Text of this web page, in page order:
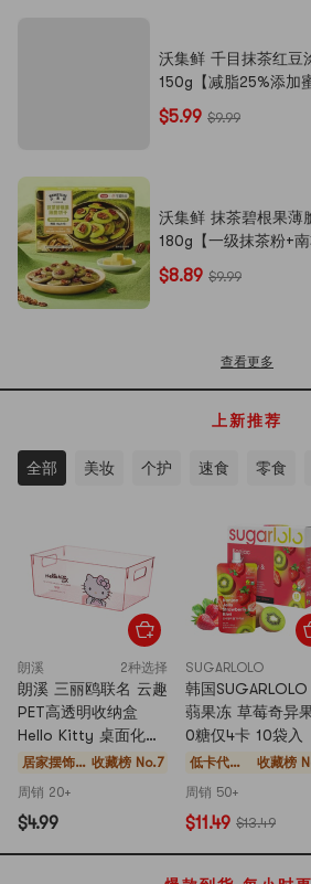
沃集鲜 千目抹茶红豆
150g【减脂25%添加
豆】【沃尔玛出品】
宝藏新品】
$5.99 $9.99
沃集鲜 抹茶碧根果薄
180g【一级抹茶粉+南
果】【清香酥脆】【
家】
$8.89 $9.99
查看更多
上新推荐
全部 美妆 个护 速食 零食
朗溪 2种选择
朗溪 三丽鸥联名 云趣
PET高透明收纳盒
Hello Kitty 桌面化妆
品文具整理
居家摆饰
家纺收纳
收藏榜 No.7
周销 20+
$4.99
SUGARLOLO
韩国
蒻果冻 草莓奇异
0糖仅4卡 10袋入
低卡代餐
健身补剂
收藏榜
周销 50+
$11.49 $13.49